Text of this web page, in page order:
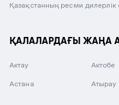
Қазақстанның ресми дилерлік
ҚАЛАЛАРДАҒЫ ЖАҢА
Актау Актобе
Астана Атырау